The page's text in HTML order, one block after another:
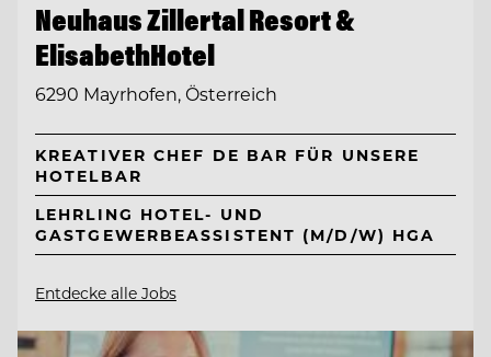
Neuhaus Zillertal Resort &
ElisabethHotel
6290 Mayrhofen, Österreich
KREATIVER CHEF DE BAR FÜR UNSERE
HOTELBAR
LEHRLING HOTEL- UND
GASTGEWERBEASSISTENT (M/D/W) HGA
Entdecke alle Jobs